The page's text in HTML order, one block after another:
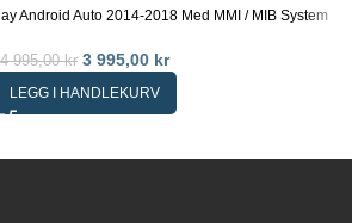
Android Auto 2014-2018 Med MMI / MIB System
4 995,00kr 3 995,00 kr
LEGG I HANDLEKURV